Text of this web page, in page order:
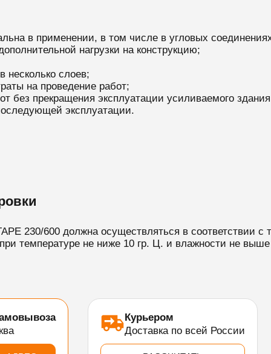
в применении, в том числе в угловых
нагрузки на конструкцию;
несколько слоев;
на проведение работ;
без прекращения эксплуатации усиливаемого
эксплуатации.
230/600 должна осуществляться в
температуре не ниже 10 гр. Ц. и влажности не
Курьером
Доставка по всей России